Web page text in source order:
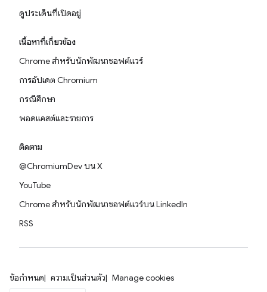
ดูประเด็นที่เปิดอยู่
เนื้อหาที่เกี่ยวข้อง
Chrome สำหรับนักพัฒนาซอฟต์แวร์
การอัปเดต Chromium
กรณีศึกษา
พอดแคสต์และรายการ
ติดตาม
@ChromiumDev บน X
YouTube
Chrome สำหรับนักพัฒนาซอฟต์แวร์บน LinkedIn
RSS
ข้อกำหนด ความเป็นส่วนตัว Manage cookies